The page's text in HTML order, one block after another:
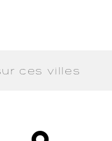
ces villes